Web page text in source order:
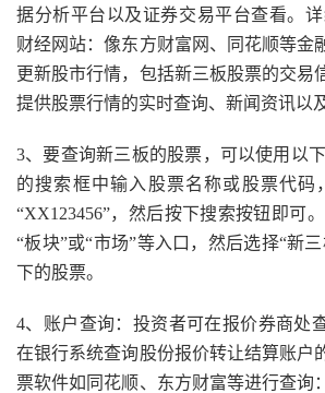
据分析平台以及证券交易平台查看。
财经网站：像东方财富网、同花顺等金
更新股市行情，包括新三板股票的交易
提供股票行情的实时查询、新闻资讯以
3、要查询新三板的股票，可以使用以
的搜索框中输入股票名称或股票代码
“XX123456”，然后按下搜索按钮即可
“板块”或“市场”等入口，然后选择“新
下的股票。
4、账户查询：投资者可在报价券商处
在银行系统查询股份报价转让结算账户
票软件如同花顺、东方财富等进行查询